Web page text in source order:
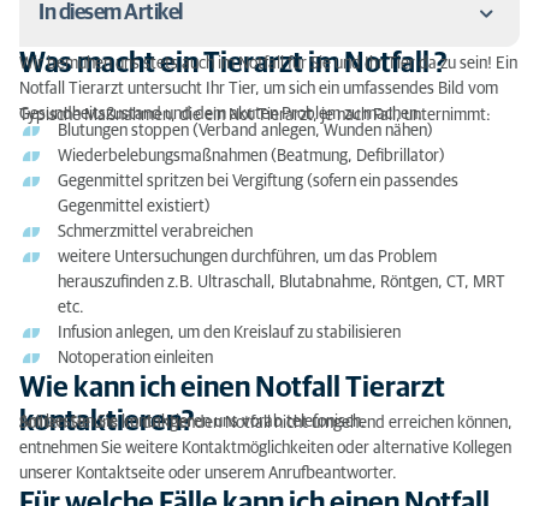
In diesem Artikel
Was macht ein Tierarzt im Notfall ?
Wie kann ich einen Notfall Tierarzt kontaktieren?
Für welche Fälle kann ich einen Notfall Tierarzt
kontaktieren?
Wie schnell reagiert der Tierarzt im Notdienst an
meinem Standort?
Macht der Notfall Tierarzt Hausbesuche?
Wie lange muss in der Notaufnahme gewartet
werden?
Wie transportiere ich meine Katze am besten zum
Tierärzte Notdienst?
Was macht ein Tierarzt im Notfall ?
Wir bemühen uns stets auch im Notfall für Sie und Ihr Tier da zu sein! Ein
Notfall Tierarzt untersucht Ihr Tier, um sich ein umfassendes Bild vom
Gesundheitszustand und dem akuten Problem zu machen.
Typische Maßnahmen, die ein Not Tierarzt, je nach Fall, unternimmt:
Blutungen stoppen (Verband anlegen, Wunden nähen)
Wiederbelebungsmaßnahmen (Beatmung, Defibrillator)
Gegenmittel spritzen bei Vergiftung (sofern ein passendes
Gegenmittel existiert)
Schmerzmittel verabreichen
weitere Untersuchungen durchführen, um das Problem
herauszufinden z.B. Ultraschall, Blutabnahme, Röntgen, CT, MRT
etc.
Infusion anlegen, um den Kreislauf zu stabilisieren
Notoperation einleiten
Wie kann ich einen Notfall Tierarzt
kontaktieren?
Am besten Sie kontaktieren uns vorab telefonisch.
Sollten Sie uns im dringenden Notfall nicht umgehend erreichen können,
entnehmen Sie weitere Kontaktmöglichkeiten oder alternative Kollegen
unserer Kontaktseite oder unserem Anrufbeantworter.